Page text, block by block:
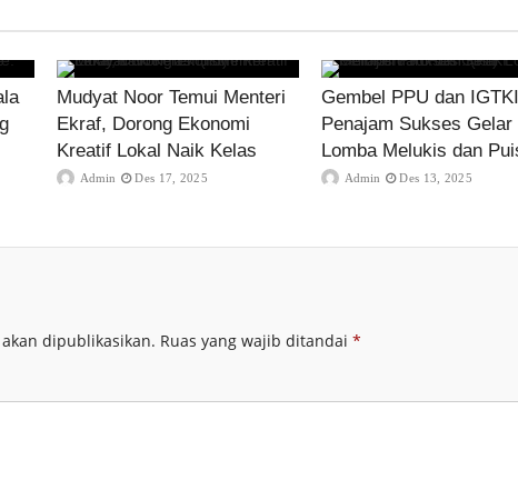
Mudyat Noor Temui Menteri
Ekraf, Dorong Ekonomi
Kreatif Lokal Naik Kelas
Admin Des 17, 2025
Gembel PPU dan IGTKI
Penajam Sukses Gelar
Lomba Melukis dan
Admin Des 13, 2025
dipublikasikan. Ruas yang wajib ditandai *